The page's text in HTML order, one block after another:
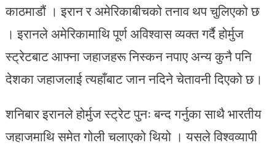
काठमाडौं । इरान र अमेरिकाबीचको तनाव थप चुलिएको छ
। इरानले अमेरिकामाथि पूर्ण अविश्वास व्यक्त गर्दै होर्मुज
स्ट्रेटबाट आफ्ना जहाजहरू निस्कन नपाए अन्य कुनै पनि
देशका जहाजलाई त्यहाँबाट जान नदिने चेतावनी दिएको छ।
शनिबार इरानले होर्मुज स्ट्रेट पुनः बन्द गर्नुका साथै भारतीय
जहाजमाथि समेत गोली चलाएको थियो । यसले विश्वव्यापी